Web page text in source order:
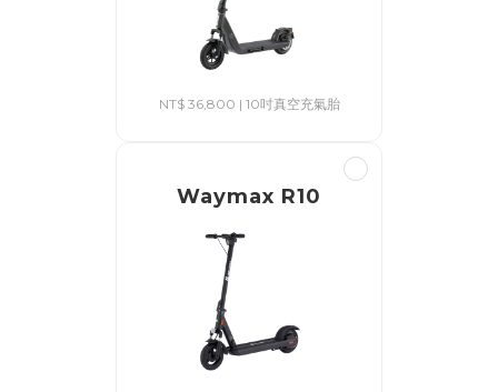
NT$ 36,800 | 10吋真空充氣胎
Waymax R10